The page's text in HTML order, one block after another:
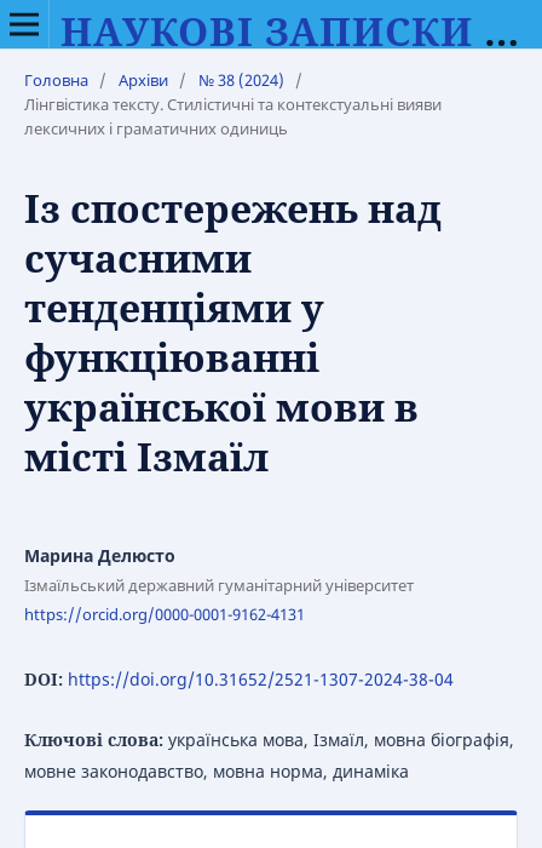
НАУКОВІ ЗАПИСКИ ВІННИЦЬКОГО ДЕРЖАВНОГО ПЕДАГОГІЧНОГО УНІВЕРСИТЕТУ ІМЕНІ МИХАЙЛА КОЦЮБИНСЬКОГО. СЕРІЯ: ФІЛОЛОГІЯ (МОВОЗНАВСТВО)
Головна / Архіви / № 38 (2024)
/
Лінгвістика тексту. Стилістичні та контекстуальні вияви
лексичних і граматичних одиниць
Із спостережень над
сучасними
тенденціями у
функціюванні
української мови в
місті Ізмаїл
Марина Делюсто
Ізмаїльський державний гуманітарний університет
https://orcid.org/0000-0001-9162-4131
DOI: https://doi.org/10.31652/2521-1307-2024-38-04
Ключові слова: українська мова, Ізмаїл, мовна біографія,
мовне законодавство, мовна норма, динаміка